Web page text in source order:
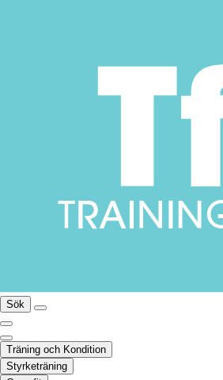
Sök
Träning och Kondition
Styrketräning